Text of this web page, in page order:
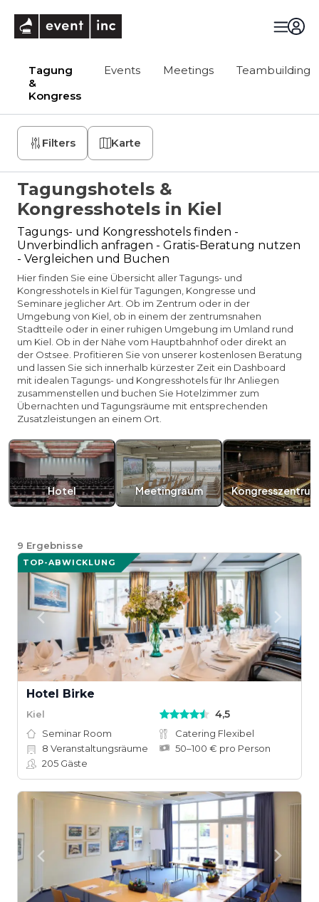
Tagung
&
Kongress
Events Meetings Teambuilding
Filters Karte
Tagungshotels &
Kongresshotels in Kiel
Tagungs- und Kongresshotels finden -
Unverbindlich anfragen - Gratis-Beratung nutzen
- Vergleichen und Buchen
Hier finden Sie eine Übersicht aller Tagungs- und
Kongresshotels in Kiel für Tagungen, Kongresse und
Seminare jeglicher Art. Ob im Zentrum oder in der
Umgebung von Kiel, ob in einem der zentrumsnahen
Stadtteile oder in einer ruhigen Umgebung im Umland rund
um Kiel. Ob in der Nähe vom Hauptbahnhof oder direkt an
der Ostsee. Profitieren Sie von unserer kostenlosen Beratung
und lassen Sie sich innerhalb kürzester Zeit ein Dashboard
mit idealen Tagungs- und Kongresshotels für Ihr Anliegen
zusammenstellen und buchen Sie Hotelzimmer zum
Übernachten und Tagungsräume mit entsprechenden
Zusatzleistungen an einem Ort.
Hotel Meetingraum Kongresszentrum
9 Ergebnisse
TOP-ABWICKLUNG
Hotel Birke
Kiel 4,5
Seminar Room
Catering Flexibel
8 Veranstaltungsräume
50–100 € pro Person
205 Gäste